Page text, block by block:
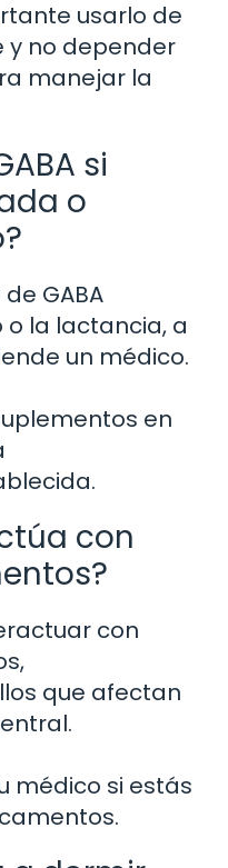
usarlo de
y no depender
manejar la
si
o
GABA
la lactancia, a
un médico.
en
con
con
que afectan
médico si estás